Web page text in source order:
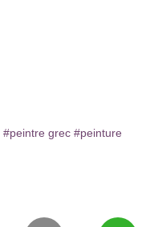
#peintre grec #peinture